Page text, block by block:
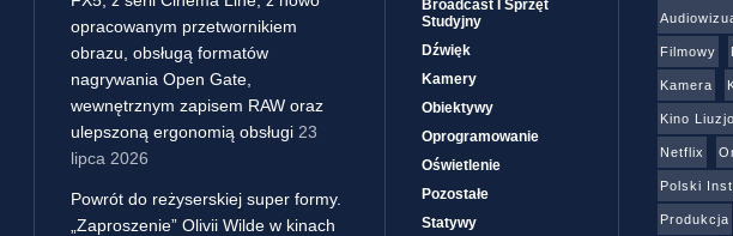
opracowanym przetwornikiem
obrazu, obsługą formatów
nagrywania Open Gate,
wewnętrznym zapisem RAW oraz
ulepszoną ergonomią obsługi 23
lipca 2026
Powrót do reżyserskiej super formy.
„Zaproszenie” Olivii Wilde w kinach
Broadcast I Sprzęt
Studyjny
Dźwięk
Kamery
Obiektywy
Oprogramowanie
Oświetlenie
Pozostałe
Statywy
Filmowy
Kamera
Kino
Netflix
Polski
Produkcja